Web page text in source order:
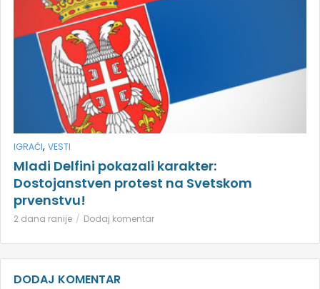
IGRAČI, VESTI
Mladi Delfini pokazali karakter:
Dostojanstven protest na Svetskom
prvenstvu!
2 dana ranije Dodaj komentar
DODAJ KOMENTAR